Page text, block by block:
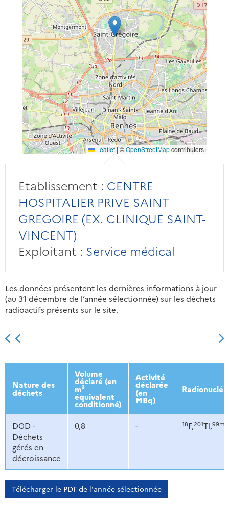
Leaflet|©OpenStreetMapcontributors
Etablissement : CENTRE
HOSPITALIER PRIVE SAINT
GREGOIRE (EX. CLINIQUE SAINT-
VINCENT)
Exploitant : Service médical
Les données présentent les dernières informations à jour
(au 31 décembre de l’année sélectionnée) sur les déchets
radioactifs présents sur le site.
2013 2014 2015 2016
Nature des
déchets
Volume
déclaré (en
m³
équivalent
conditionné)
Activité
déclarée
(en
MBq)
DGD -
Déchets
gérés en
décroissance
0,8 - 18F,201Tl,99m
Télécharger le PDF de l'année sélectionnée